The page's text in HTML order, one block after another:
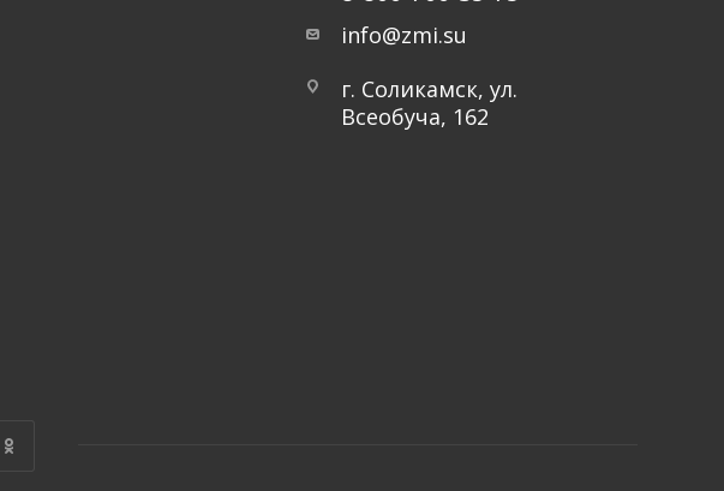
info@zmi.su
г. Соликамск, ул.
Всеобуча, 162